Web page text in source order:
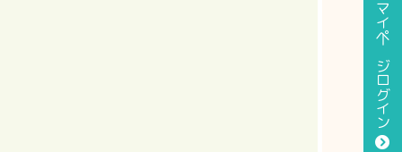
マイページログイン